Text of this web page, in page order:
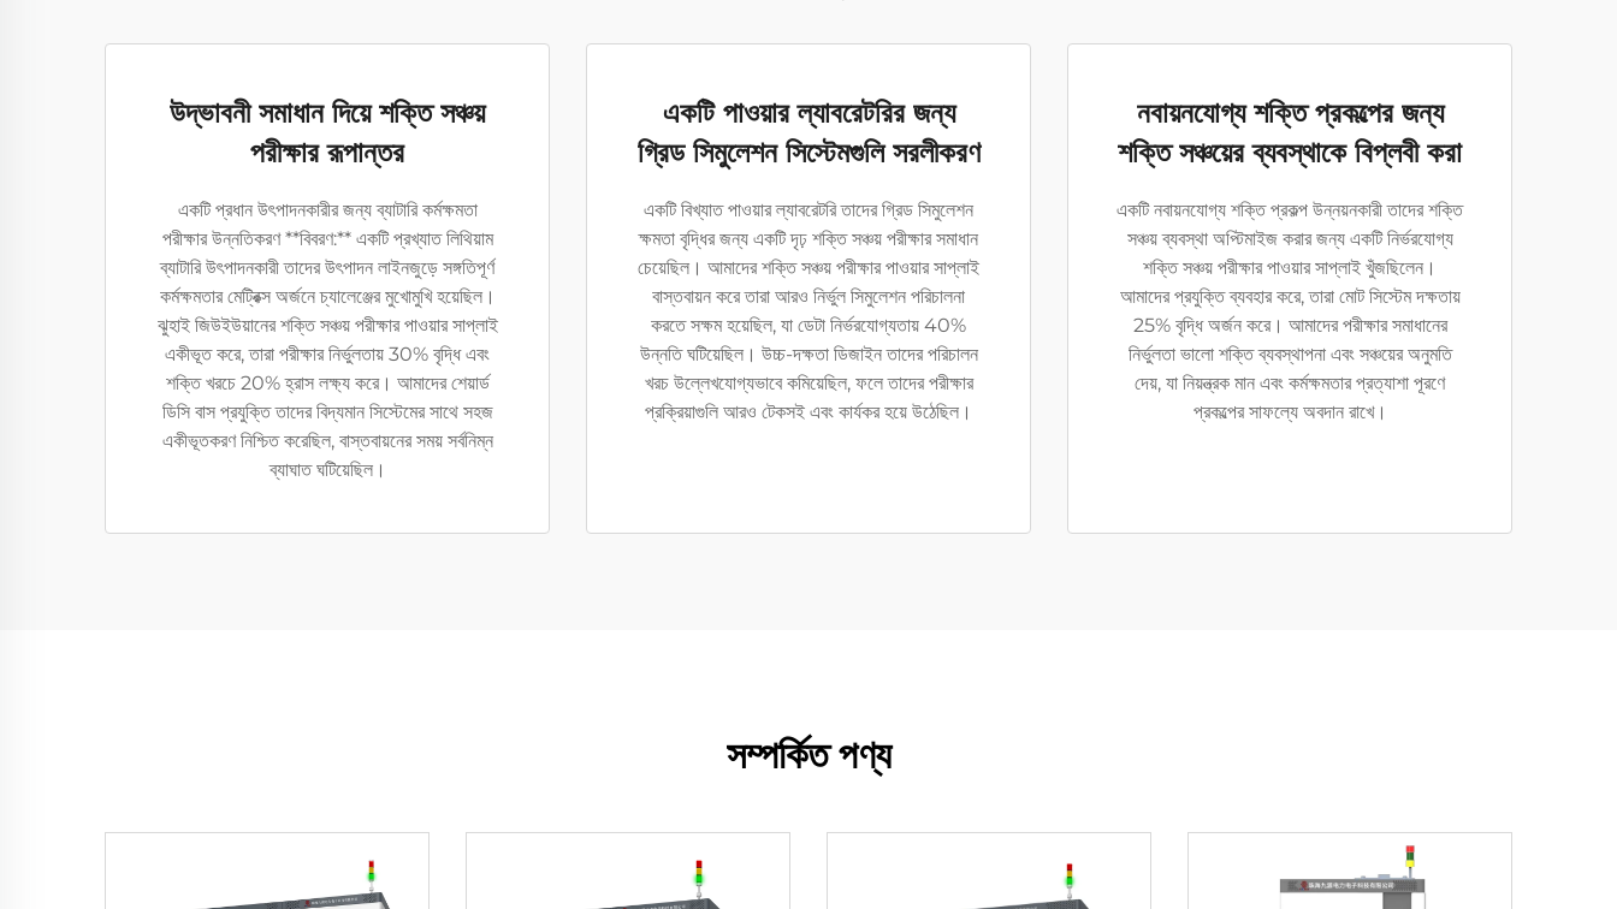
উদ্ভাবনী সমাধান দিয়ে শক্তি সঞ্চয়
পরীক্ষার রূপান্তর
একটি প্রধান উৎপাদনকারীর জন্য ব্যাটারি কর্মক্ষমতা
পরীক্ষার উন্নতিকরণ **বিবরণ:** একটি প্রখ্যাত লিথিয়াম
ব্যাটারি উৎপাদনকারী তাদের উৎপাদন লাইনজুড়ে সঙ্গতিপূর্ণ
কর্মক্ষমতার মেট্রিক্স অর্জনে চ্যালেঞ্জের মুখোমুখি হয়েছিল।
ঝুহাই জিউইউয়ানের শক্তি সঞ্চয় পরীক্ষার পাওয়ার সাপ্লাই
একীভূত করে, তারা পরীক্ষার নির্ভুলতায় 30% বৃদ্ধি এবং
শক্তি খরচে 20% হ্রাস লক্ষ্য করে। আমাদের শেয়ার্ড
ডিসি বাস প্রযুক্তি তাদের বিদ্যমান সিস্টেমের সাথে সহজ
একীভূতকরণ নিশ্চিত করেছিল, বাস্তবায়নের সময় সর্বনিম্ন
ব্যাঘাত ঘটিয়েছিল।
একটি পাওয়ার ল্যাবরেটরির জন্য
গ্রিড সিমুলেশন সিস্টেমগুলি সরলীকরণ
একটি বিখ্যাত পাওয়ার ল্যাবরেটরি তাদের গ্রিড সিমুলেশন
ক্ষমতা বৃদ্ধির জন্য একটি দৃঢ় শক্তি সঞ্চয় পরীক্ষার সমাধান
চেয়েছিল। আমাদের শক্তি সঞ্চয় পরীক্ষার পাওয়ার সাপ্লাই
বাস্তবায়ন করে তারা আরও নির্ভুল সিমুলেশন পরিচালনা
করতে সক্ষম হয়েছিল, যা ডেটা নির্ভরযোগ্যতায় 40%
উন্নতি ঘটিয়েছিল। উচ্চ-দক্ষতা ডিজাইন তাদের পরিচালন
খরচ উল্লেখযোগ্যভাবে কমিয়েছিল, ফলে তাদের পরীক্ষার
প্রক্রিয়াগুলি আরও টেকসই এবং কার্যকর হয়ে উঠেছিল।
নবায়নযোগ্য শক্তি প্রকল্পের জন্য
শক্তি সঞ্চয়ের ব্যবস্থাকে বিপ্লবী করা
একটি নবায়নযোগ্য শক্তি প্রকল্প উন্নয়নকারী তাদের শক্তি
সঞ্চয় ব্যবস্থা অপ্টিমাইজ করার জন্য একটি নির্ভরযোগ্য
শক্তি সঞ্চয় পরীক্ষার পাওয়ার সাপ্লাই খুঁজছিলেন।
আমাদের প্রযুক্তি ব্যবহার করে, তারা মোট সিস্টেম দক্ষতায়
25% বৃদ্ধি অর্জন করে। আমাদের পরীক্ষার সমাধানের
নির্ভুলতা ভালো শক্তি ব্যবস্থাপনা এবং সঞ্চয়ের অনুমতি
দেয়, যা নিয়ন্ত্রক মান এবং কর্মক্ষমতার প্রত্যাশা পূরণে
প্রকল্পের সাফল্যে অবদান রাখে।
সম্পর্কিত পণ্য